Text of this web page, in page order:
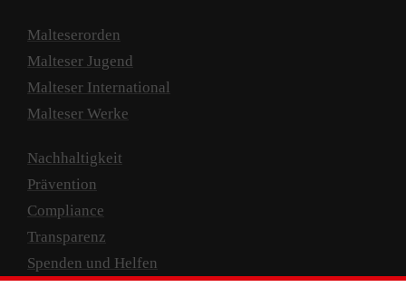
Malteserorden
Malteser Jugend
Malteser International
Malteser Werke
Nachhaltigkeit
Prävention
Compliance
Transparenz
Spenden und Helfen